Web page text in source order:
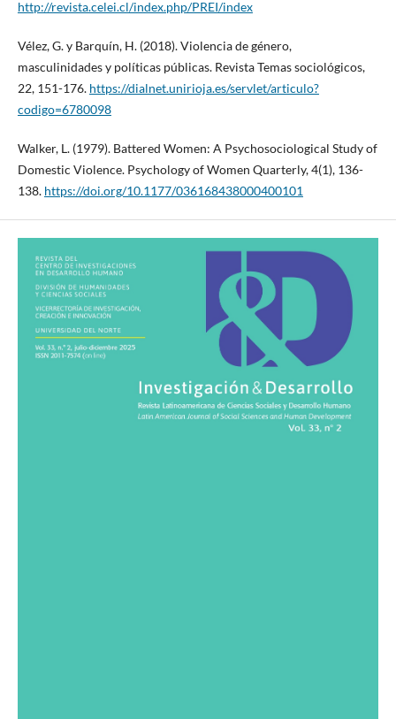
http://revista.celei.cl/index.php/PREI/index
Vélez, G. y Barquín, H. (2018). Violencia de género,
masculinidades y políticas públicas. Revista Temas sociológicos,
22, 151-176. https://dialnet.unirioja.es/servlet/articulo?
codigo=6780098
Walker, L. (1979). Battered Women: A Psychosociological Study of
Domestic Violence. Psychology of Women Quarterly, 4(1), 136-
138. https://doi.org/10.1177/036168438000400101